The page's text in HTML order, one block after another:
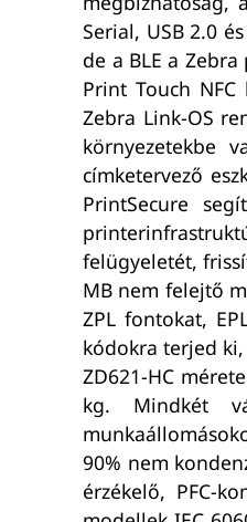
Serial, USB 2.0
de a BLE a
Print Touch
Zebra Link-OS
környezetekbe
címketervező
PrintSecure
felügyeletét,
MB nem felejtő
ZPL fontokat,
kódokra terjed ki,
ZD621-HC
kg. Mindkét
90% nem
érzékelő, PFC-